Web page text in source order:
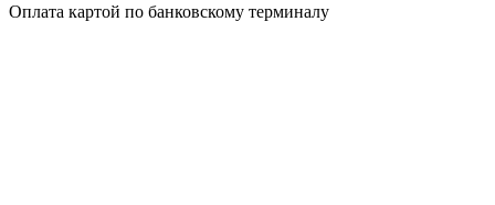
Оплата картой по банковскому терминалу